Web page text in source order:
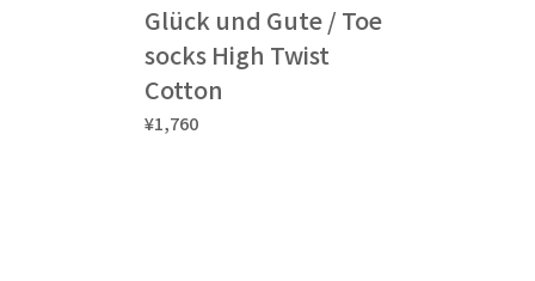
Glück und Gute / Toe
socks High Twist
Cotton
¥1,760